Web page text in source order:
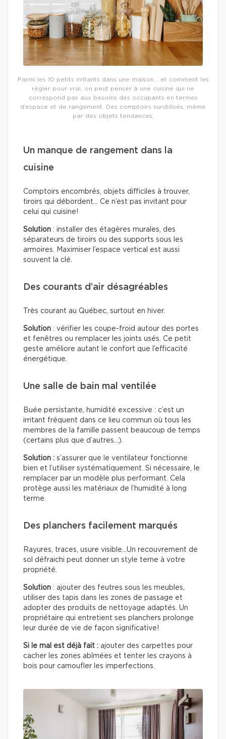
Parmi les 10 petits irritants dans une maison… et comment les
régler pour vrai, on peut penser à une cuisine qui ne
correspond pas aux besoins des occupants en termes
d’espace et de rangement. Des comptoirs surutilisés, même
par des objets tendances,
Un manque de rangement dans la
cuisine
Comptoirs encombrés, objets difficiles à trouver,
tiroirs qui débordent… Ce n’est pas invitant pour
celui qui cuisine!
Solution : installer des étagères murales, des
séparateurs de tiroirs ou des supports sous les
armoires. Maximiser l’espace vertical est aussi
souvent la clé.
Des courants d’air désagréables
Très courant au Québec, surtout en hiver.
Solution : vérifier les coupe-froid autour des portes
et fenêtres ou remplacer les joints usés. Ce petit
geste améliore autant le confort que l’efficacité
énergétique.
Une salle de bain mal ventilée
Buée persistante, humidité excessive : c’est un
irritant fréquent dans ce lieu commun où tous les
membres de la famille passent beaucoup de temps
(certains plus que d’autres…).
Solution : s’assurer que le ventilateur fonctionne
bien et l’utiliser systématiquement. Si nécessaire, le
remplacer par un modèle plus performant. Cela
protège aussi les matériaux de l’humidité à long
terme.
Des planchers facilement marqués
Rayures, traces, usure visible…Un recouvrement de
sol défraichi peut donner un style terne à votre
propriété.
Solution : ajouter des feutres sous les meubles,
utiliser des tapis dans les zones de passage et
adopter des produits de nettoyage adaptés. Un
propriétaire qui entretient ses planchers prolonge
leur durée de vie de façon significative!
Si le mal est déjà fait : ajouter des carpettes pour
cacher les zones abîmées et tenter les crayons à
bois pour camoufler les imperfections.